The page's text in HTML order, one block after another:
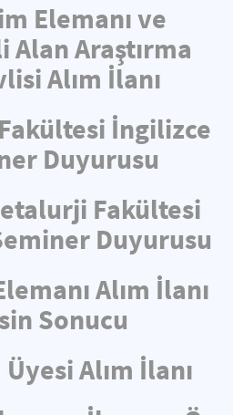
Elemanı ve
Alan Araştırma
Alım İlanı
İngilizce
Duyurusu
Fakültesi
Duyurusu
Alım İlanı
Sonucu
Alım İlanı